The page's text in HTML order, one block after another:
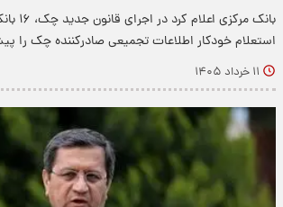
بانک
استعلام خودکار اطلاعات تجمیعی صادرکننده چک را
۱۱ خرداد ۱۴۰۵